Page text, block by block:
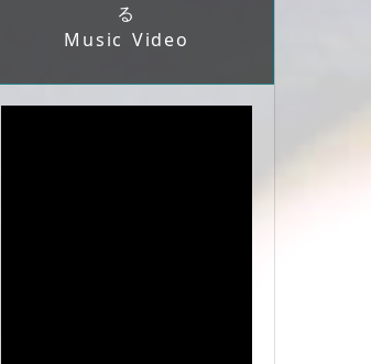
る
Music Video